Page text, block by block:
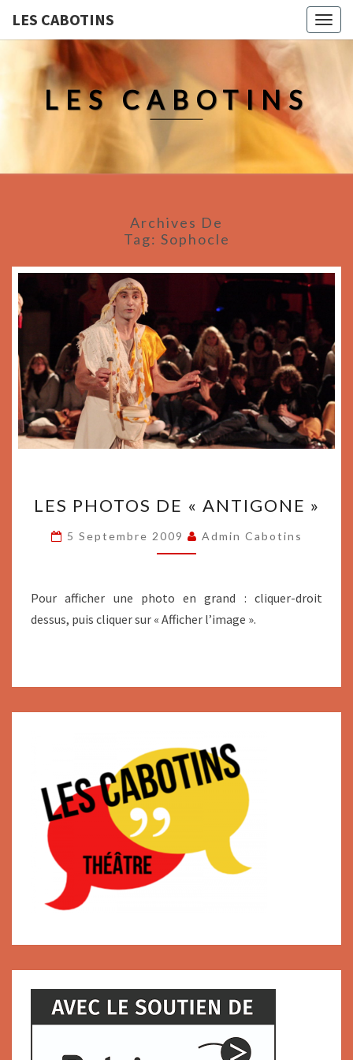
LES CABOTINS
LES CABOTINS
Archives De
Tag: Sophocle
PHOTOS
DE
« ANTIGONE »
LES PHOTOS DE « ANTIGONE »
5 Septembre 2009 Admin Cabotins
Pour afficher une photo en grand : cliquer-droit
dessus, puis cliquer sur « Afficher l’image ».